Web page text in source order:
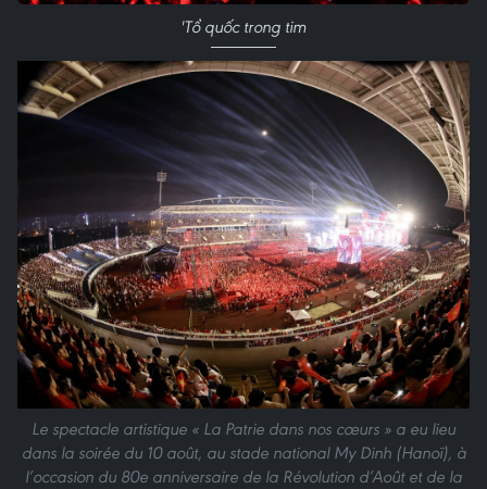
'Tổ quốc trong tim
Le spectacle artistique « La Patrie dans nos cœurs » a eu lieu
dans la soirée du 10 août, au stade national My Dinh (Hanoï), à
l’occasion du 80e anniversaire de la Révolution d’Août et de la